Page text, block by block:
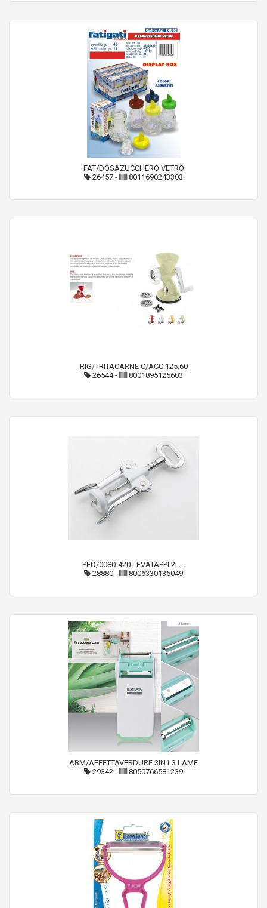
FAT/DOSAZUCCHERO VETRO
26457 - 8011690243303
RIG/TRITACARNE C/ACC.125.60
26544- 8001895125603
PED/0080-420 LEVATAPPI 2L...
28880 - 8006330135049
ABM/AFFETTAVERDURE 3IN1 3 LAME
29342 - 8050766581239